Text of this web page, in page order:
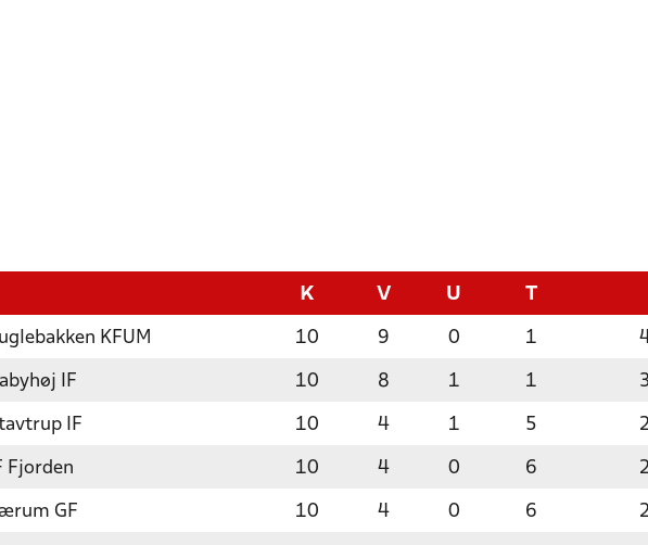
K V U T
KFUM 10 9 0 1
IF 10 8 1 1
IF 10 4 1 5
Fjorden 10 4 0 6
GF 10 4 0 6